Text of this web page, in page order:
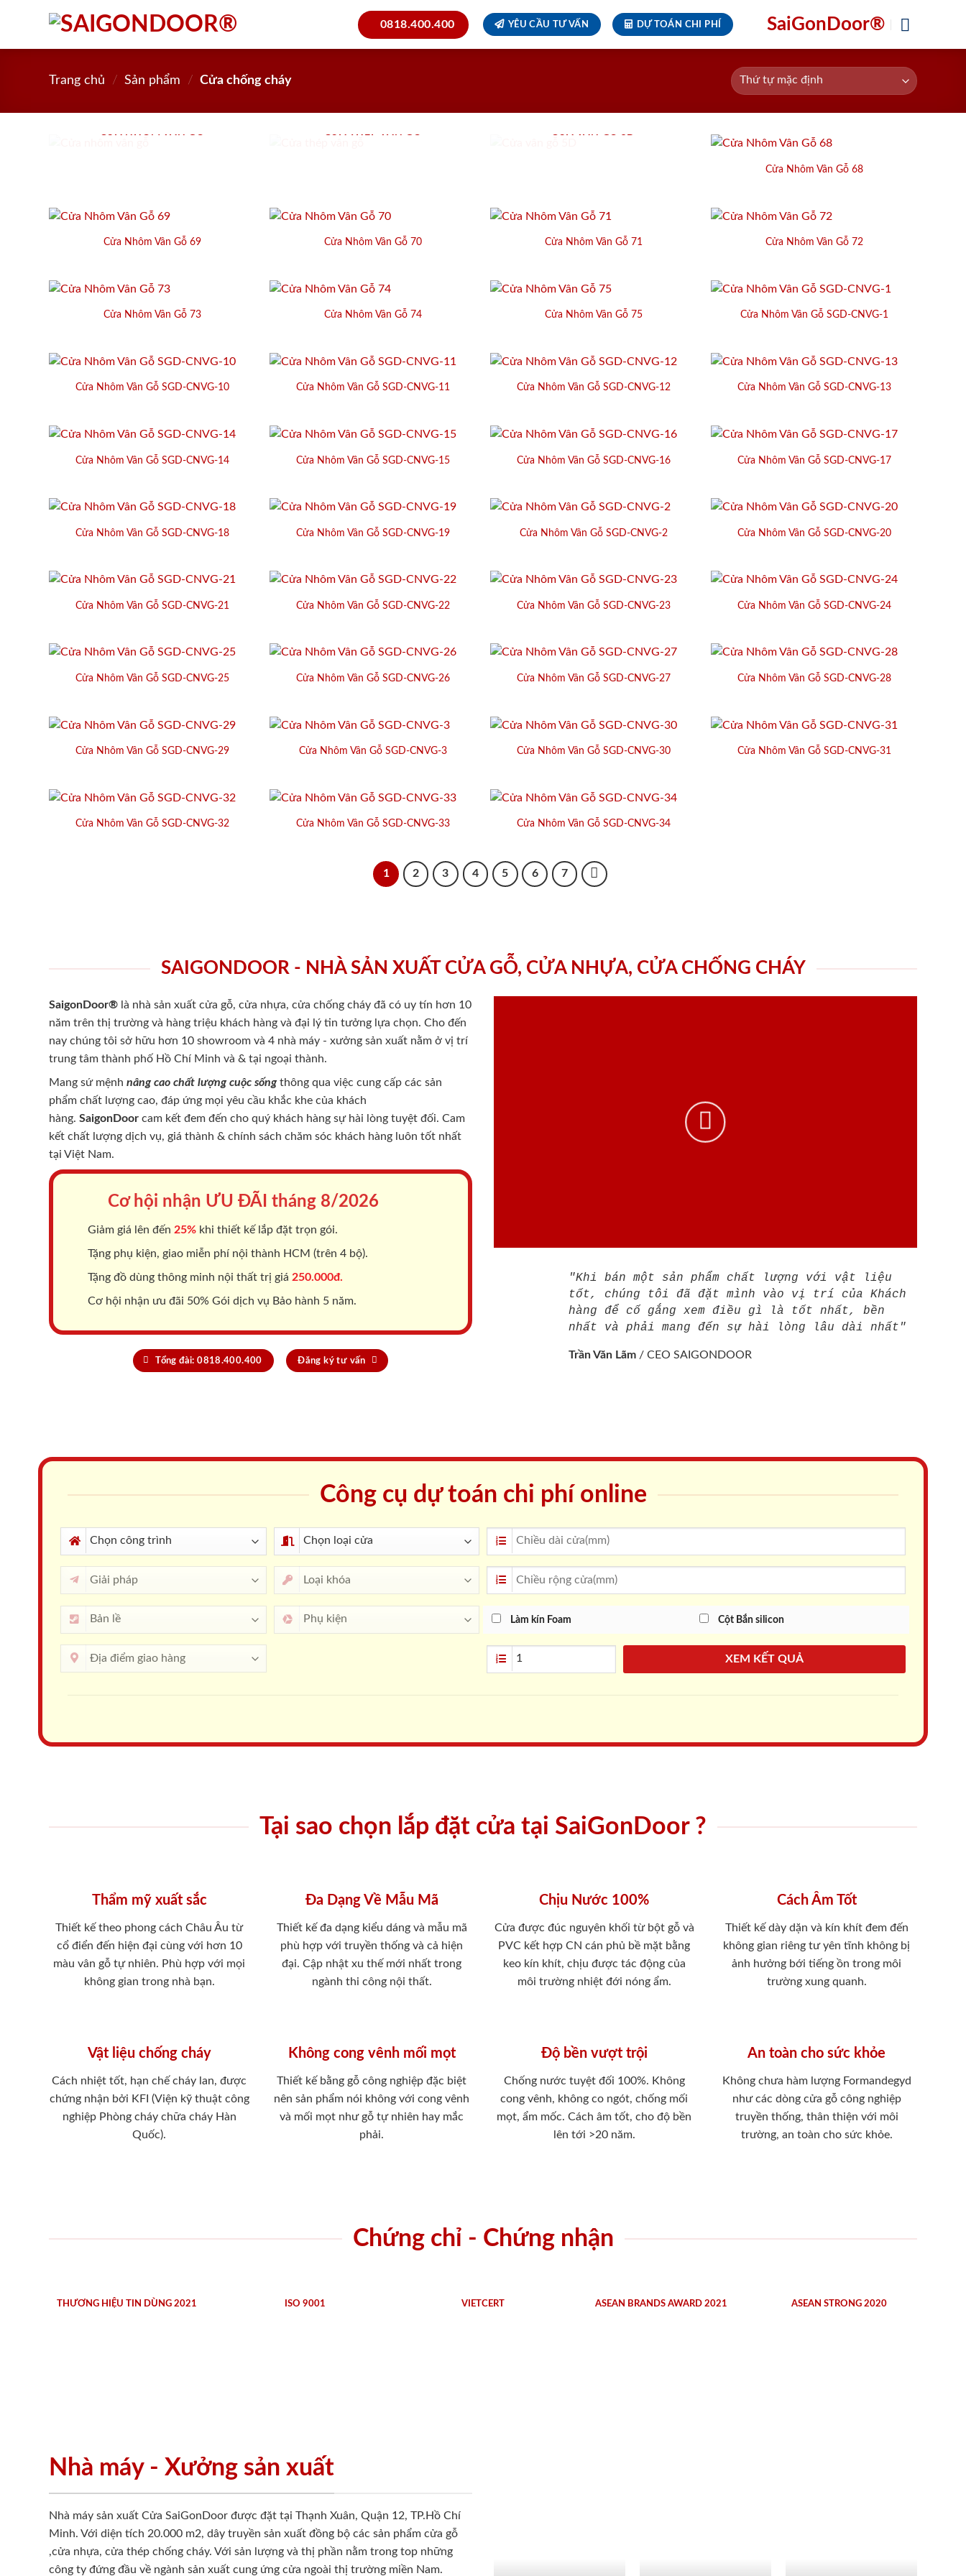
0818.400.400 YÊU CẦU TƯ VẤN DỰ TOÁN CHI PHÍ SaiGonDoor®
Trang chủ / Sản phẩm / Cửa chống cháy
Cửa Nhôm Vân Gỗ 68
Cửa Nhôm Vân Gỗ 69 Cửa Nhôm Vân Gỗ 70 Cửa Nhôm Vân Gỗ 71 Cửa Nhôm Vân Gỗ 72
Cửa Nhôm Vân Gỗ 73 Cửa Nhôm Vân Gỗ 74 Cửa Nhôm Vân Gỗ 75 Cửa Nhôm Vân Gỗ SGD-CNVG-1
Cửa Nhôm Vân Gỗ SGD-CNVG-10 Cửa Nhôm Vân Gỗ SGD-CNVG-11 Cửa Nhôm Vân Gỗ SGD-CNVG-12 Cửa Nhôm Vân Gỗ SGD-CNVG-13
Cửa Nhôm Vân Gỗ SGD-CNVG-14 Cửa Nhôm Vân Gỗ SGD-CNVG-15 Cửa Nhôm Vân Gỗ SGD-CNVG-16 Cửa Nhôm Vân Gỗ SGD-CNVG-17
Cửa Nhôm Vân Gỗ SGD-CNVG-18 Cửa Nhôm Vân Gỗ SGD-CNVG-19 Cửa Nhôm Vân Gỗ SGD-CNVG-2 Cửa Nhôm Vân Gỗ SGD-CNVG-20
Cửa Nhôm Vân Gỗ SGD-CNVG-21 Cửa Nhôm Vân Gỗ SGD-CNVG-22 Cửa Nhôm Vân Gỗ SGD-CNVG-23 Cửa Nhôm Vân Gỗ SGD-CNVG-24
Cửa Nhôm Vân Gỗ SGD-CNVG-25 Cửa Nhôm Vân Gỗ SGD-CNVG-26 Cửa Nhôm Vân Gỗ SGD-CNVG-27 Cửa Nhôm Vân Gỗ SGD-CNVG-28
Cửa Nhôm Vân Gỗ SGD-CNVG-29 Cửa Nhôm Vân Gỗ SGD-CNVG-3 Cửa Nhôm Vân Gỗ SGD-CNVG-30 Cửa Nhôm Vân Gỗ SGD-CNVG-31
Cửa Nhôm Vân Gỗ SGD-CNVG-32 Cửa Nhôm Vân Gỗ SGD-CNVG-33 Cửa Nhôm Vân Gỗ SGD-CNVG-34
1 2 3 4 5 6 7
SAIGONDOOR - NHÀ SẢN XUẤT CỬA GỖ, CỬA NHỰA, CỬA CHỐNG CHÁY
SaigonDoor® là nhà sản xuất cửa gỗ, cửa nhựa, cửa chống cháy đã có uy tín hơn 10
năm trên thị trường và hàng triệu khách hàng và đại lý tin tưởng lựa chọn. Cho đến
nay chúng tôi sở hữu hơn 10 showroom và 4 nhà máy - xưởng sản xuất nằm ở vị trí
trung tâm thành phố Hồ Chí Minh và & tại ngoại thành.
Mang sứ mệnh nâng cao chất lượng cuộc sốngthông qua việc cung cấp các sản
phẩm chất lượng cao, đáp ứng mọi yêu cầu khắc khe của khách
hàng. SaigonDoor cam kết đem đến cho quý khách hàng sự hài lòng tuyệt đối. Cam
kết chất lượng dịch vụ, giá thành & chính sách chăm sóc khách hàng luôn tốt nhất
tại Việt Nam.
Cơ hội nhận ƯU ĐÃI tháng 8/2026
Giảm giá lên đến 25% khi thiết kế lắp đặt trọn gói.
Tặng phụ kiện, giao miễn phí nội thành HCM (trên 4 bộ).
Tặng đồ dùng thông minh nội thất trị giá 250.000đ.
Cơ hội nhận ưu đãi 50% Gói dịch vụ Bảo hành 5 năm.
Tổng đài: 0818.400.400 Đăng ký tư vấn
"Khi bán một sản phẩm chất lượng với vật liệu
tốt, chúng tôi đã đặt mình vào vị trí của Khách
hàng để cố gắng xem điều gì là tốt nhất, bền
nhất và phải mang đến sự hài lòng lâu dài nhất"
Trần Văn Lãm / CEO SAIGONDOOR
Công cụ dự toán chi phí online
Làm kín Foam Cột Bắn silicon
XEM KẾT QUẢ
Tại sao chọn lắp đặt cửa tại SaiGonDoor ?
Thẩm mỹ xuất sắc
Thiết kế theo phong cách Châu Âu từ
cổ điển đến hiện đại cùng với hơn 10
màu vân gỗ tự nhiên. Phù hợp với mọi
không gian trong nhà bạn.
Đa Dạng Về Mẫu Mã
Thiết kế đa dạng kiểu dáng và mẫu mã
phù hợp với truyền thống và cả hiện
đại. Cập nhật xu thế mới nhất trong
ngành thi công nội thất.
Chịu Nước 100%
Cửa được đúc nguyên khối từ bột gỗ và
PVC kết hợp CN cán phủ bề mặt bằng
keo kín khít, chịu được tác động của
môi trường nhiệt đới nóng ẩm.
Cách Âm Tốt
Thiết kế dày dặn và kín khít đem đến
không gian riêng tư yên tĩnh không bị
ảnh hưởng bới tiếng ồn trong môi
trường xung quanh.
Vật liệu chống cháy
Cách nhiệt tốt, hạn chế cháy lan, được
chứng nhận bởi KFI (Viện kỹ thuật công
nghiệp Phòng cháy chữa cháy Hàn
Quốc).
Không cong vênh mối mọt
Thiết kế bằng gỗ công nghiệp đặc biệt
nên sản phẩm nói không với cong vênh
và mối mọt như gỗ tự nhiên hay mắc
phải.
Độ bền vượt trội
Chống nước tuyệt đối 100%. Không
cong vênh, không co ngót, chống mối
mọt, ẩm mốc. Cách âm tốt, cho độ bền
lên tới >20 năm.
An toàn cho sức khỏe
Không chưa hàm lượng Formandegyd
như các dòng cửa gỗ công nghiệp
truyền thống, thân thiện với môi
trường, an toàn cho sức khỏe.
Chứng chỉ - Chứng nhận
THƯƠNG HIỆU TIN DÙNG 2021 ISO 9001 VIETCERT ASEAN BRANDS AWARD 2021 ASEAN STRONG 2020
Nhà máy - Xưởng sản xuất
Nhà máy sản xuất Cửa SaiGonDoor được đặt tại Thạnh Xuân, Quận 12, TP.Hồ Chí
Minh. Với diện tích 20.000 m2, dây truyền sản xuất đồng bộ các sản phẩm cửa gỗ
,cửa nhựa, cửa thép chống cháy. Với sản lượng và thị phần nằm trong top những
công ty đứng đầu về ngành sản xuất cung ứng cửa ngoài thị trường miền Nam.